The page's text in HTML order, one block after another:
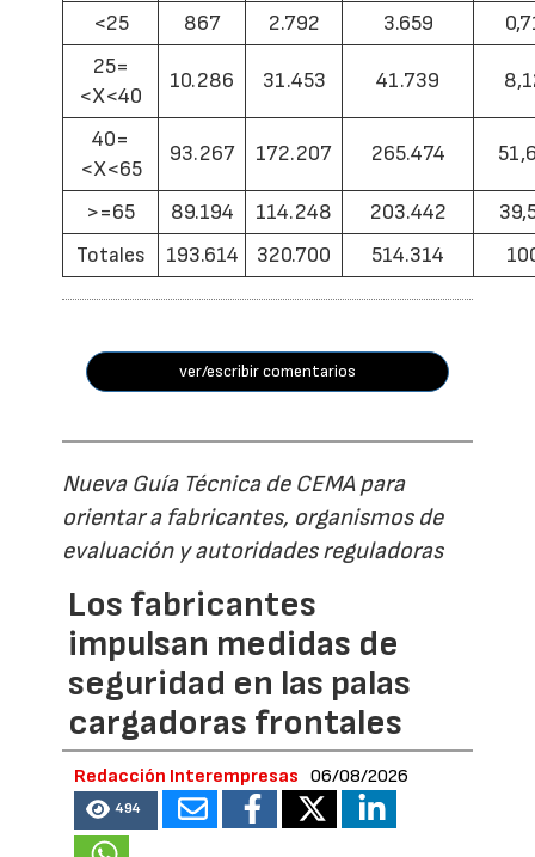
<25
867 2.792 3.659
25=
<X<40
10.286 31.453 41.739
40=
<X<65
93.267 172.207 265.474
>=65 89.194 114.248 203.442
Totales
193.614 320.700 514.314
ver/escribir comentarios
Nueva Guía Técnica de CEMA para
orientar a fabricantes, organismos de
evaluación y autoridades reguladoras
Los fabricantes
impulsan medidas de
seguridad en las palas
cargadoras frontales
Redacción Interempresas 06/08/2026
494